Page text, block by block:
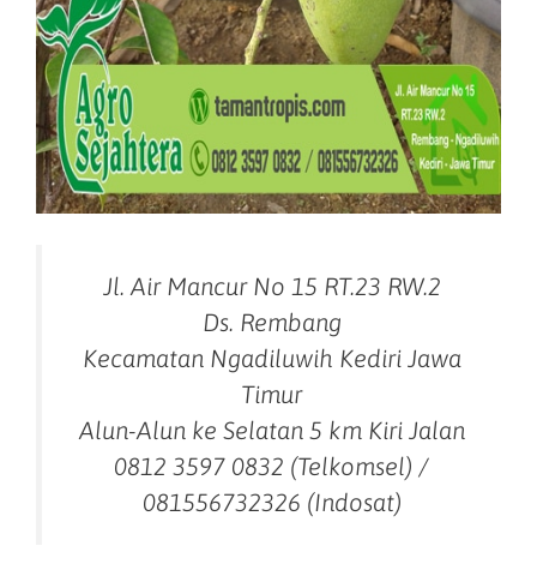
Jl. Air Mancur No 15 RT.23 RW.2
Ds. Rembang
Kecamatan Ngadiluwih Kediri Jawa
Timur
Alun-Alun ke Selatan 5 km Kiri Jalan
0812 3597 0832 (Telkomsel) /
081556732326 (Indosat)